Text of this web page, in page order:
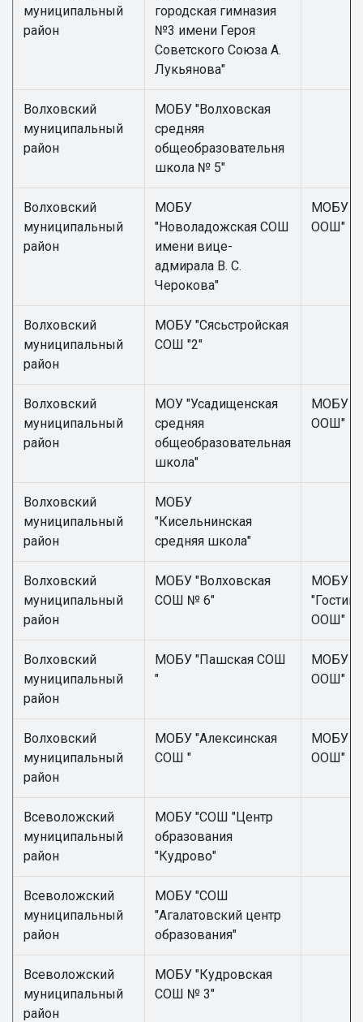
муниципальный
район
городская гимназия
№3 имени Героя
Советского Союза А.
Лукьянова"
Волховский
муниципальный
район
МОБУ "Волховская
средняя
общеобразовательня
школа № 5"
Волховский
муниципальный
район
МОБУ
"Новоладожская СОШ
имени вице-
адмирала В. С.
Черокова"
МОБУ
ООШ"
Волховский
муниципальный
район
МОБУ "Сясьстройская
СОШ "2"
Волховский
муниципальный
район
МОУ "Усадищенская
средняя
общеобразовательная
школа"
МОБУ
ООШ"
Волховский
муниципальный
район
МОБУ
"Кисельнинская
средняя школа"
Волховский
муниципальный
район
МОБУ "Волховская
СОШ № 6"
МОБУ
ООШ"
Волховский
муниципальный
район
МОБУ "Пашская СОШ
"
МОБУ
ООШ"
Волховский
муниципальный
район
МОБУ "Алексинская
СОШ "
МОБУ
ООШ"
Всеволожский
муниципальный
район
МОБУ "СОШ "Центр
образования
"Кудрово"
Всеволожский
муниципальный
район
МОБУ "СОШ
"Агалатовский центр
образования"
Всеволожский
муниципальный
район
МОБУ "Кудровская
СОШ № 3"